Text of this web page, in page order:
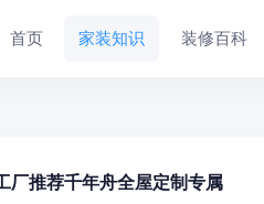
首页 家装知识 装修百科
厂推荐千年舟全屋定制专属